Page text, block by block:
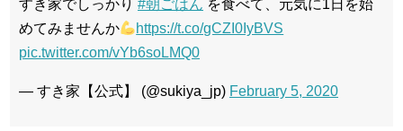
すき家でしっかり #朝ごはん を食べて、元気に1日を始
めてみませんか
https://t.co/gCZI0IyBVS
pic.twitter.com/vYb6soLMQ0
— すき家【公式】 (@sukiya_jp) February 5, 2020